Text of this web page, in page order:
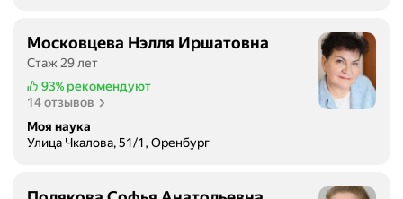
Московцева Нэлля Иршатовна
Стаж 29 лет
93% рекомендуют
14 отзывов
Моя наука
Улица Чкалова, 51/1, Оренбург